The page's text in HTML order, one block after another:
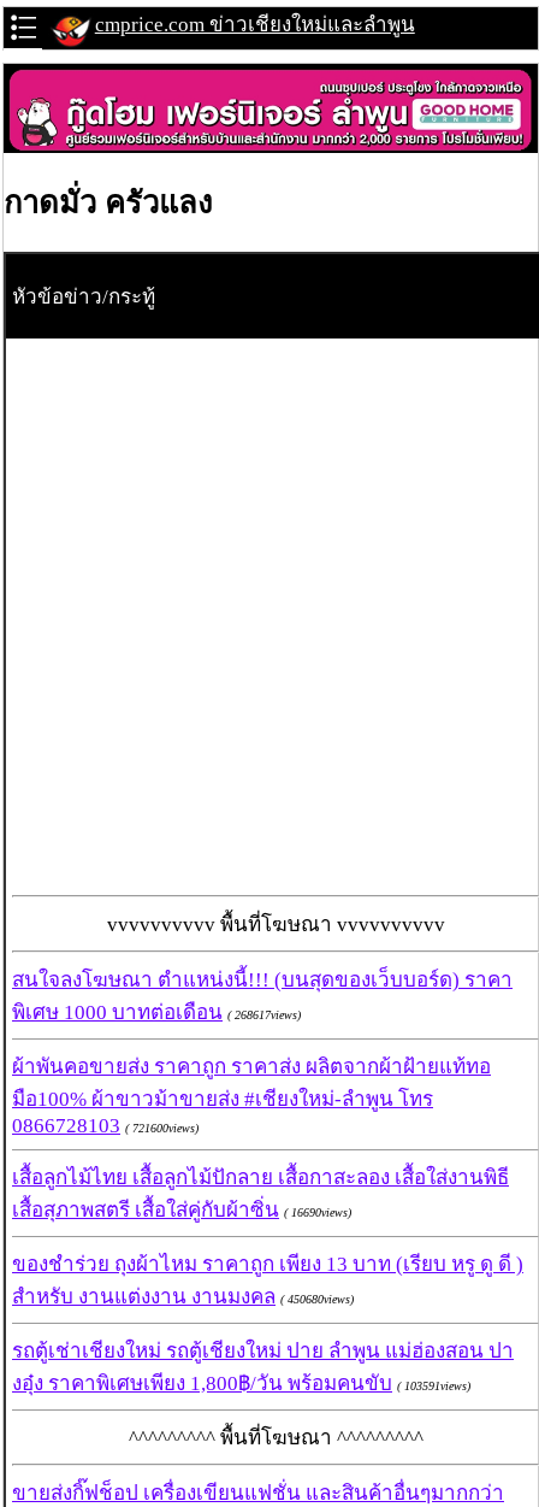
cmprice.com ข่าวเชียงใหม่และลำพูน
กาดมั่ว ครัวแลง
หัวข้อข่าว/กระทู้
vvvvvvvvvv พื้นที่โฆษณา vvvvvvvvvv
สนใจลงโฆษณา ตำแหน่งนี้!!! (บนสุดของเว็บบอร์ด) ราคา
พิเศษ 1000 บาทต่อเดือน ( 268617views)
ผ้าพันคอขายส่ง ราคาถูก ราคาส่ง ผลิตจากผ้าฝ้ายแท้ทอ
มือ100% ผ้าขาวม้าขายส่ง #เชียงใหม่-ลำพูน โทร
0866728103 ( 721600views)
เสื้อลูกไม้ไทย เสื้อลูกไม้ปักลาย เสื้อกาสะลอง เสื้อใส่งานพิธี
เสื้อสุภาพสตรี เสื้อใส่คู่กับผ้าซิ่น ( 16690views)
ของชำร่วย ถุงผ้าไหม ราคาถูก เพียง 13 บาท (เรียบ หรู ดู ดี )
สำหรับ งานแต่งงาน งานมงคล ( 450680views)
รถตู้เช่าเชียงใหม่ รถตู้เชียงใหม่ ปาย ลำพูน แม่ฮ่องสอน ปา
งอุ๋ง ราคาพิเศษเพียง 1,800฿/วัน พร้อมคนขับ ( 103591views)
^^^^^^^^^ พื้นที่โฆษณา ^^^^^^^^^
ขายส่งกิ๊ฟช็อป เครื่องเขียนแฟชั่น และสินค้าอื่นๆมากกว่า